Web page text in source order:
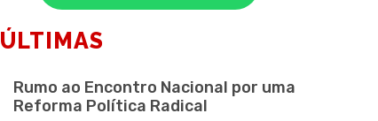
ÚLTIMAS
Rumo ao Encontro Nacional por uma
Reforma Política Radical